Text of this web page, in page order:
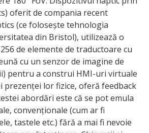
oferit de compania recent
(ce folosește tehnologia
din Bristol), utilizează o
de elemente de traductoare cu
cu un senzor de imagine de
pentru a construi HMI-uri virtuale
prezenței lor fizice, oferă feedback
abordări este că se pot emula
convenționale (cum ar fi
tastele etc.) fără a mai fi nevoie